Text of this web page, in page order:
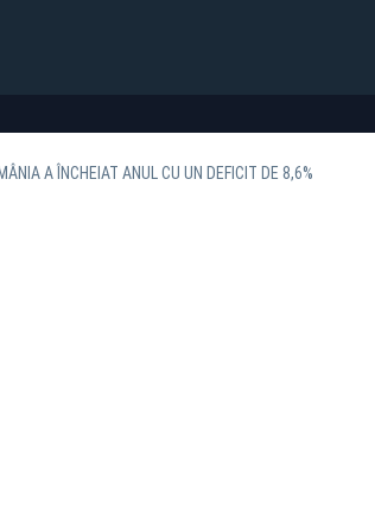
A ÎNCHEIAT ANUL CU UN DEFICIT DE 8,6%